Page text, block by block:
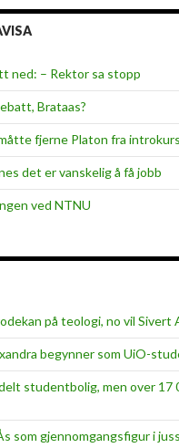
ned: – Rektor sa stopp
Brataas?
fjerne Platon fra
det er vanskelig å få jobb
ved NTNU
på teologi, no vil Sivert
begynner som UiO-
studentbolig, men over
som gjennomgangsfigur i